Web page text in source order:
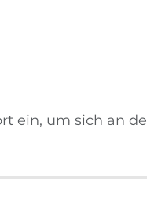
ein, um sich an